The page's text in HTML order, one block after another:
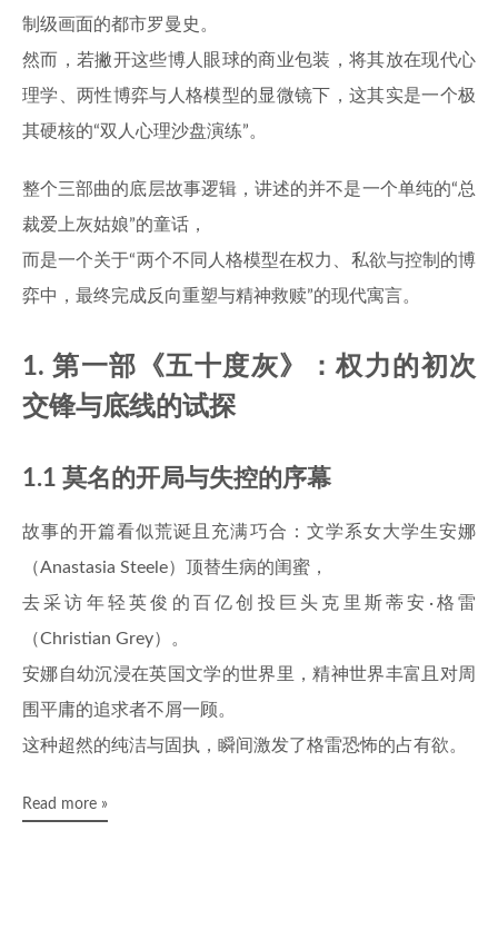
制级画面的都市罗曼史。
然而，若撇开这些博人眼球的商业包装，将其放在现代心
理学、两性博弈与人格模型的显微镜下，这其实是一个极
其硬核的“双人心理沙盘演练”。
整个三部曲的底层故事逻辑，讲述的并不是一个单纯的“总
裁爱上灰姑娘”的童话，
而是一个关于“两个不同人格模型在权力、私欲与控制的博
弈中，最终完成反向重塑与精神救赎”的现代寓言。
1. 第一部《五十度灰》：权力的初次
交锋与底线的试探
1.1 莫名的开局与失控的序幕
故事的开篇看似荒诞且充满巧合：文学系女大学生安娜
（Anastasia Steele）顶替生病的闺蜜，
去采访年轻英俊的百亿创投巨头克里斯蒂安·格雷
（Christian Grey）。
安娜自幼沉浸在英国文学的世界里，精神世界丰富且对周
围平庸的追求者不屑一顾。
这种超然的纯洁与固执，瞬间激发了格雷恐怖的占有欲。
Read more »